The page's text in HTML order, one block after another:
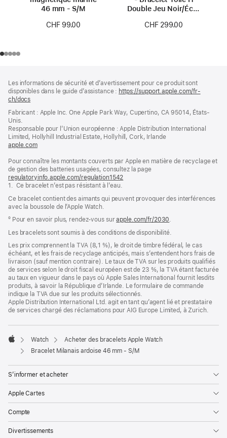
46 mm - S/M
CHF 99.00
Double Jeu Noir/Écru
CHF 299.00
de
page
de
bas
page
Les informations de sécurité et d’avertissement pour ce produit sont
disponibles dans le guide d’assistance : https://support.apple.com/fr-
ch/docs
une
fenêtre)
Fabricant : Apple Inc. One Apple Park Way, Cupertino, CA 95014, États-
Unis.
Responsable pour l’Union européenne : Apple Distribution International
Limited, Hollyhill Industrial Estate, Hollyhill, Cork, Irlande
apple.com(s’ouvre
une
nouvelle
fenêtre)
Pour connaître les montants couverts par Apple en matière de recyclage et
de gestion des batteries usagées, consultez la page
regulatoryinfo.apple.com/regulation1542
nouvelle
1. Ce bracelet n’est pas résistant à l’eau.
Ce bracelet contient des aimants qui peuvent provoquer des interférences
avec la boussole de l’Apple Watch.
º Pour en savoir plus, rendez‑vous surapple.com/fr/2030.
Les bracelets sont soumis à des conditions de disponibilité.
Les prix comprennent la TVA (8,1 %), le droit de timbre fédéral, le cas
échéant, et les frais de recyclage anticipés, mais s’entendent hors frais de
livraison (sauf mention contraire). Le taux de TVA sur les produits qualifiés
de services selon le droit fiscal européen est de 23 %, la TVA étant facturée
au taux en vigueur dans le pays où Apple Sales International fournit lesdits
produits, à savoir la République d’Irlande. Le formulaire de commande
indique la TVA due sur les produits sélectionnés.
Apple Distribution International Ltd. agit en tant qu’agent lié et prestataire
de services chargé des réclamations pour AIG Europe Limited, à Zurich.
Apple
Watch
Acheter des bracelets Apple Watch
Bracelet Milanais ardoise 46 mm - S/M
S’informer et acheter
Apple Cartes
Compte
Divertissements